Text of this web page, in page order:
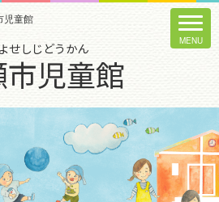
児童館
せしじどうかん
児童館